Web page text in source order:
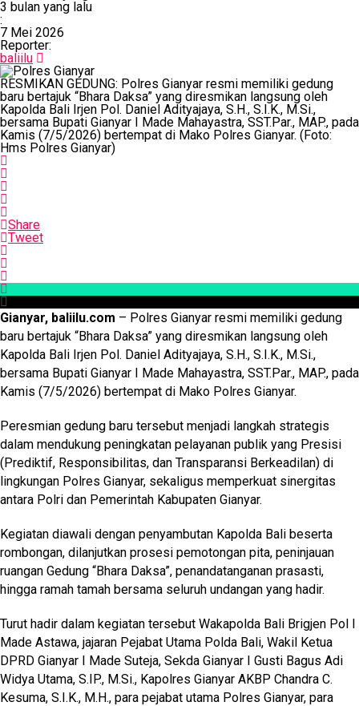
3 bulan yang lalu
:
7 Mei 2026
Reporter:
baliilu
RESMIKAN GEDUNG: Polres Gianyar resmi memiliki gedung
baru bertajuk “Bhara Daksa” yang diresmikan langsung oleh
Kapolda Bali Irjen Pol. Daniel Adityajaya, S.H., S.I.K., M.Si.,
bersama Bupati Gianyar I Made Mahayastra, SST.Par., MAP., pada
Kamis (7/5/2026) bertempat di Mako Polres Gianyar. (Foto:
Hms Polres Gianyar)
Share
Tweet
Gianyar, baliilu.com – Polres Gianyar resmi memiliki gedung
baru bertajuk “Bhara Daksa” yang diresmikan langsung oleh
Kapolda Bali Irjen Pol. Daniel Adityajaya, S.H., S.I.K., M.Si.,
bersama Bupati Gianyar I Made Mahayastra, SST.Par., MAP., pada
Kamis (7/5/2026) bertempat di Mako Polres Gianyar.
Peresmian gedung baru tersebut menjadi langkah strategis
dalam mendukung peningkatan pelayanan publik yang Presisi
(Prediktif, Responsibilitas, dan Transparansi Berkeadilan) di
lingkungan Polres Gianyar, sekaligus memperkuat sinergitas
antara Polri dan Pemerintah Kabupaten Gianyar.
Kegiatan diawali dengan penyambutan Kapolda Bali beserta
rombongan, dilanjutkan prosesi pemotongan pita, peninjauan
ruangan Gedung “Bhara Daksa”, penandatanganan prasasti,
hingga ramah tamah bersama seluruh undangan yang hadir.
Turut hadir dalam kegiatan tersebut Wakapolda Bali Brigjen Pol I
Made Astawa, jajaran Pejabat Utama Polda Bali, Wakil Ketua
DPRD Gianyar I Made Suteja, Sekda Gianyar I Gusti Bagus Adi
Widya Utama, S.IP., M.Si., Kapolres Gianyar AKBP Chandra C.
Kesuma, S.I.K., M.H., para pejabat utama Polres Gianyar, para